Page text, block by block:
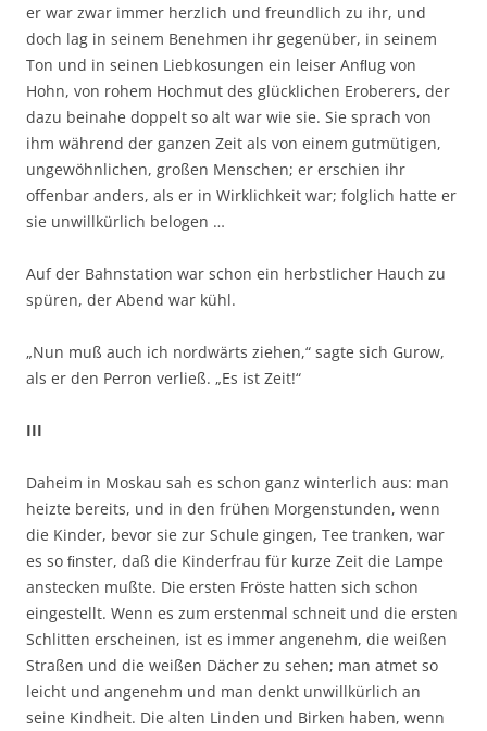
er war zwar immer herzlich und freundlich zu ihr, und
doch lag in seinem Benehmen ihr gegenüber, in seinem
Ton und in seinen Liebkosungen ein leiser Anﬂug von
Hohn, von rohem Hochmut des glücklichen Eroberers, der
dazu beinahe doppelt so alt war wie sie. Sie sprach von
ihm während der ganzen Zeit als von einem gutmütigen,
ungewöhnlichen, großen Menschen; er erschien ihr
oﬀenbar anders, als er in Wirklichkeit war; folglich hatte er
sie unwillkürlich belogen …
Auf der Bahnstation war schon ein herbstlicher Hauch zu
spüren, der Abend war kühl.
„Nun muß auch ich nordwärts ziehen,“ sagte sich Gurow,
als er den Perron verließ. „Es ist Zeit!“
III
Daheim in Moskau sah es schon ganz winterlich aus: man
heizte bereits, und in den frühen Morgenstunden, wenn
die Kinder, bevor sie zur Schule gingen, Tee tranken, war
es so ﬁnster, daß die Kinderfrau für kurze Zeit die Lampe
anstecken mußte. Die ersten Fröste hatten sich schon
eingestellt. Wenn es zum erstenmal schneit und die ersten
Schlitten erscheinen, ist es immer angenehm, die weißen
Straßen und die weißen Dächer zu sehen; man atmet so
leicht und angenehm und man denkt unwillkürlich an
seine Kindheit. Die alten Linden und Birken haben, wenn